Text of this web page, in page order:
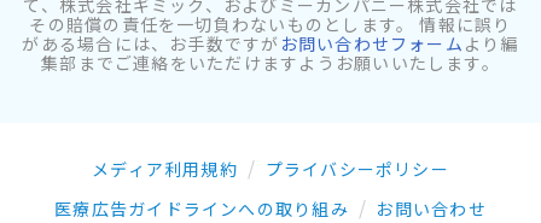
て、株式会社ギミック、およびミーカンパニー株式会社では
その賠償の責任を一切負わないものとします。 情報に誤り
がある場合には、お手数ですが お問い合わせフォーム より編
集部までご連絡をいただけますようお願いいたします。
メディア利用規約
プライバシーポリシー
医療広告ガイドラインへの取り組み
お問い合わせ